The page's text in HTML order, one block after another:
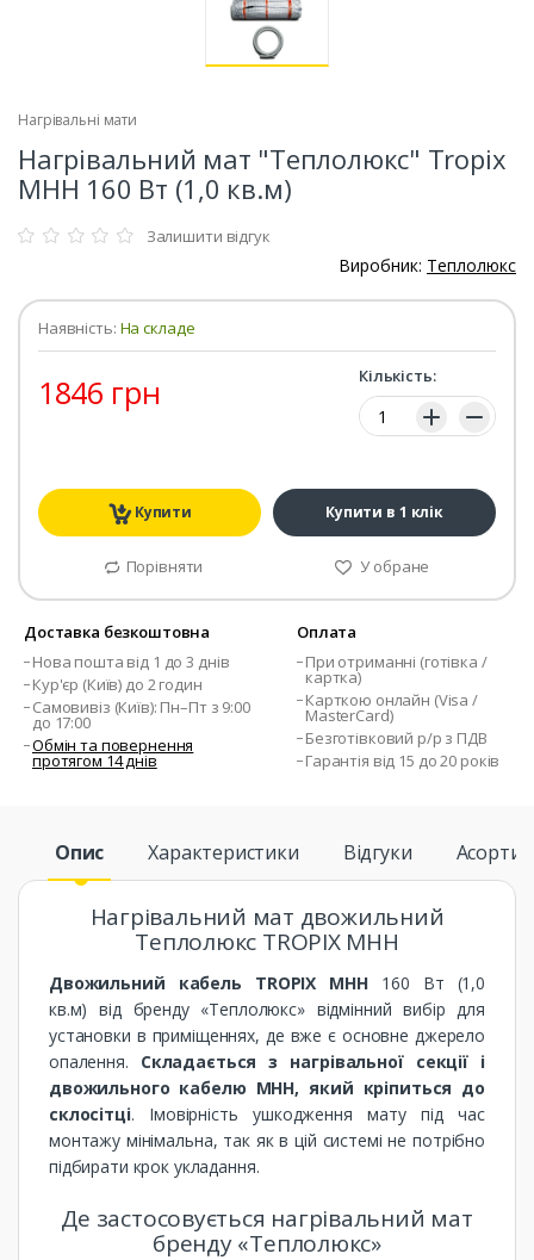
Нагрівальні мати
Нагрівальний мат "Теплолюкс" Tropix
МНН 160 Вт (1,0 кв.м)
Залишити відгук
Виробник: Теплолюкс
Наявність: На складе
1846 грн Кількість:
Кількість:
Купити Купити в 1 клік
Порівняти У обране
Доставка безкоштовна
Нова пошта від 1 до 3 днів
Кур'єр (Київ) до 2 годин
Самовивіз (Київ): Пн–Пт з 9:00
до 17:00
Обмін та повернення
протягом 14 днів
Оплата
При отриманні (готівка /
картка)
Карткою онлайн (Visa /
MasterCard)
Безготівковий р/р з ПДВ
Гарантія від 15 до 20 років
Опис Характеристики Відгуки
Нагрівальний мат двожильний
Теплолюкс TROPIX МНН
Двожильний кабель TROPIX МНН160 Вт (1,0
кв.м) від бренду «Теплолюкс» відмінний вибір для
установки в приміщеннях, де вже є основне джерело
опалення. Складається з нагрівальної секції і
двожильного кабелю МНН, який кріпиться до
склосітці. Імовірність ушкодження мату під час
монтажу мінімальна, так як в цій системі не потрібно
підбирати крок укладання.
Де застосовується нагрівальний мат
бренду «Теплолюкс»